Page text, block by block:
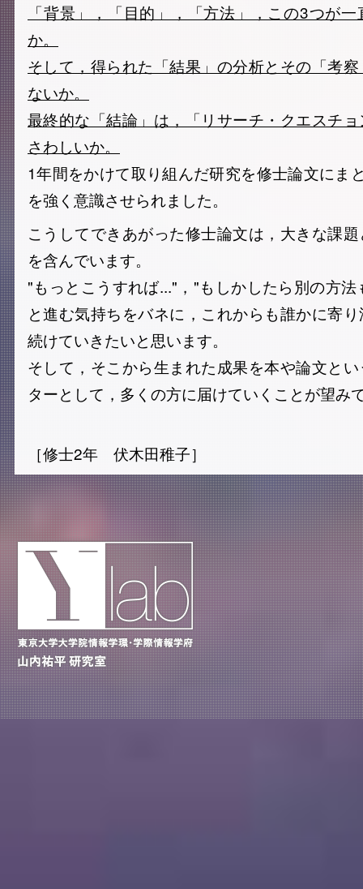
「背景」，「目的」，「方法」，この3つが
か。
そして，得られた「結果」の分析とその「考
ないか。
最終的な「結論」は，「リサーチ・クエスチ
さわしいか。
1年間をかけて取り組んだ研究を修士論文にま
を強く意識させられました。
こうしてできあがった修士論文は，大きな課
を含んでいます。
"もっとこうすれば..."，"もしかしたら別の方
と進む気持ちをバネに，これからも誰かに寄
続けていきたいと思います。
そして，そこから生まれた成果を本や論文と
ターとして，多くの方に届けていくことが望み
［修士2年 伏木田稚子］